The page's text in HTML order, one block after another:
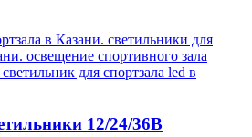
в Казани. светильники для
освещение спортивного зала
для спортзала led в
12/24/36В